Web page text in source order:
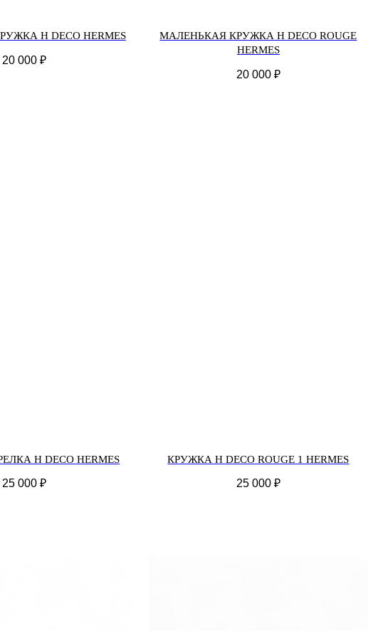
H DECO HERMES
20 000 ₽
МАЛЕНЬКАЯ КРУЖКА H DECO ROUGE
HERMES
20 000 ₽
H DECO HERMES
25 000 ₽
КРУЖКА H DECO ROUGE 1 HERMES
25 000 ₽